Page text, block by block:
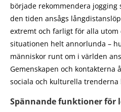
började rekommendera jogging
den tiden ansågs
extremt och farligt för alla
situationen helt annorlunda –
människor runt om i världen
Gemenskapen och kontakterna
sociala och kulturella trenderna
Spännande funktioner för